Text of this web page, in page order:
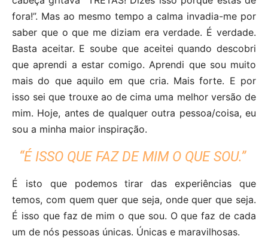
fora!”. Mas ao mesmo tempo a calma invadia-me por
saber que o que me diziam era verdade. É verdade.
Basta aceitar. E soube que aceitei quando descobri
que aprendi a estar comigo. Aprendi que sou muito
mais do que aquilo em que cria. Mais forte. E por
isso sei que trouxe ao de cima uma melhor versão de
mim. Hoje, antes de qualquer outra pessoa/coisa, eu
sou a minha maior inspiração.
“É ISSO QUE FAZ DE MIM O QUE SOU.”
É isto que podemos tirar das experiências que
temos, com quem quer que seja, onde quer que seja.
É isso que faz de mim o que sou. O que faz de cada
um de nós pessoas únicas. Únicas e maravilhosas.